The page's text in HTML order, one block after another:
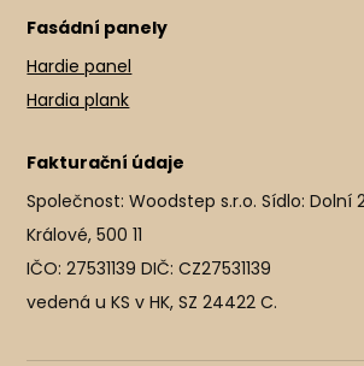
Fasádní panely
Hardie panel
Hardia plank
Fakturační údaje
Společnost: Woodstep s.r.o. Sídlo: Dolní
Králové, 500 11
IČO: 27531139 DIČ: CZ27531139
vedená u KS v HK, SZ 24422 C.